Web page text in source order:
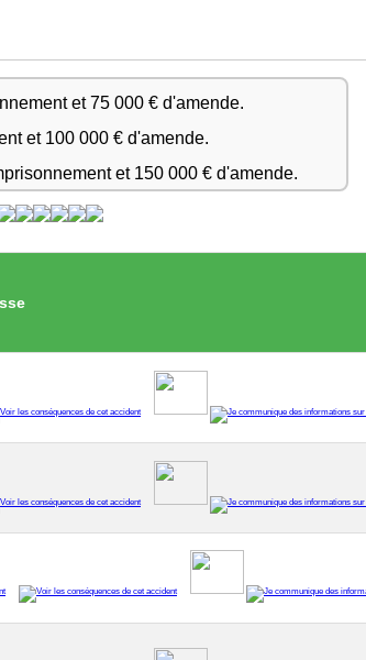
et 75 000 € d'amende.
et 100 000 € d'amende.
et 150 000 € d'amende.